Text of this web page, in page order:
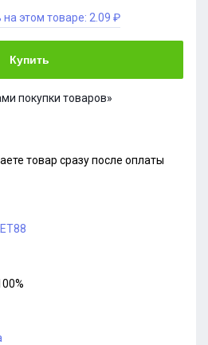
на этом товаре: 2.09 ₽
Купить
покупки товаров»
товар сразу после оплаты